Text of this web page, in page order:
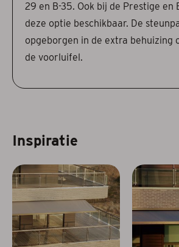
29 en B-35. Ook bij de Prestige en
deze optie beschikbaar. De
opgeborgen in de extra behuizing
de voorluifel.
Inspiratie